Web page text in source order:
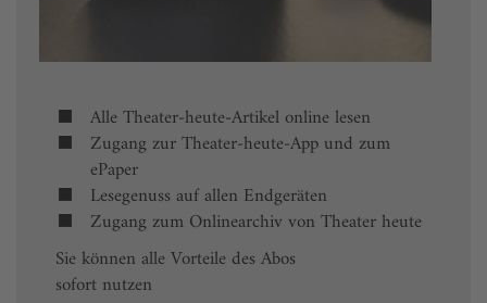
Alle Theater-heute-Artikel online lesen
Zugang zur Theater-heute-App und zum
ePaper
Lesegenuss auf allen Endgeräten
Zugang zum Onlinearchiv von Theater heute
Sie können alle Vorteile des Abos
sofort nutzen